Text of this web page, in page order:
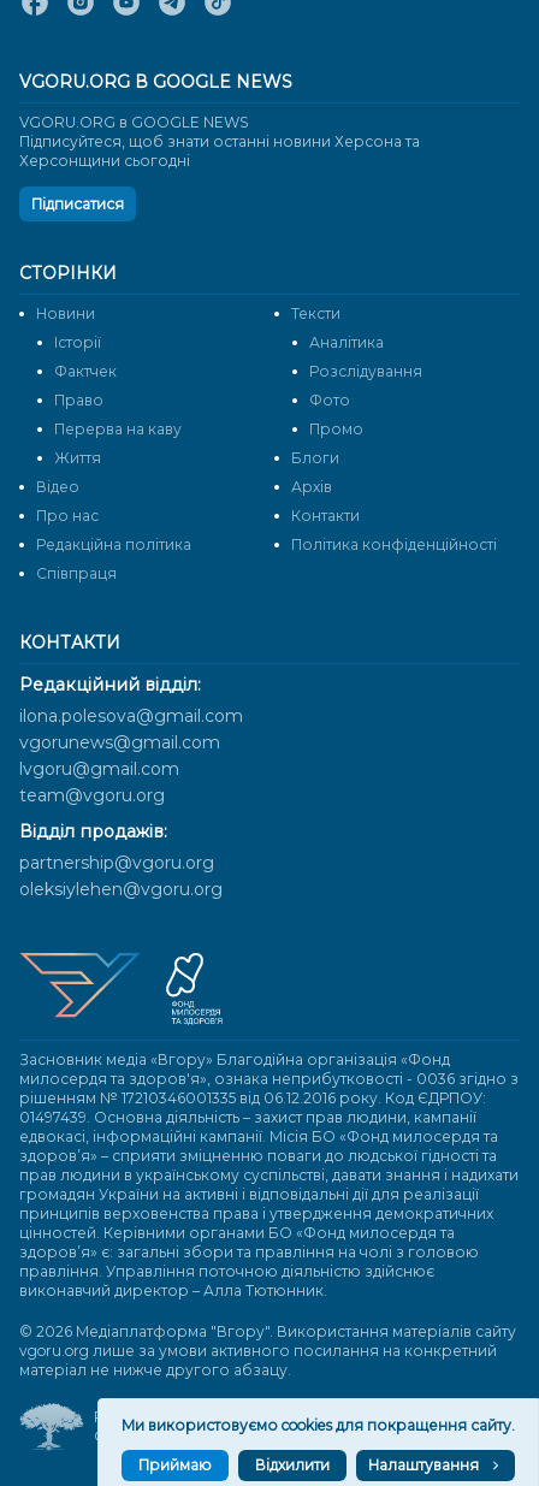
КОНТАКТИ
Редакційний відділ:
ilona.polesova@gmail.com
vgorunews@gmail.com
lvgoru@gmail.com
team@vgoru.org
Відділ продажів:
partnership@vgoru.org
oleksiylehen@vgoru.org
Засновник медіа «Вгору» Благодійна організація «Фонд
милосердя та здоров'я», ознака неприбутковості - 0036 згідно з
рішенням № 17210346001335 від 06.12.2016 року. Код ЄДРПОУ:
01497439. Основна діяльність – захист прав людини, кампанії
едвокасі, інформаційні кампанії. Місія БО «Фонд милосердя та
здоров’я» – сприяти зміцненню поваги до людської гідності та
прав людини в українському суспільстві, давати знання і надихати
громадян України на активні і відповідальні дії для реалізації
принципів верховенства права і утвердження демократичних
цінностей. Керівними органами БО «Фонд милосердя та
здоров’я» є: загальні збори та правління на чолі з головою
правління. Управління поточною діяльністю здійснює
виконавчий директор – Алла Тютюнник.
© 2026 Медіаплатформа "Вгору". Використання матеріалів сайту
vgoru.org лише за умови активного посилання на конкретний
матеріал не нижче другого абзацу.
Розробка та підтримка веб-сайту
Great People
СТОРІНКИ
Новини
Тексти
Історії
Аналітика
Фактчек
Розслідування
Право
Фото
Перерва на каву
Промо
Життя
Блоги
Відео
Архів
Про нас
Контакти
Редакційна політика
Політика конфіденційності
Cпівпраця
VGORU.ORG В GOOGLE NEWS
VGORU.ORG в GOOGLE NEWS
Підписуйтеся, щоб знати останні новини Херсона та
Херсонщини сьогодні
Підписатися
Ми використовуємо cookies для покращення сайту.
Приймаю Відхилити Налаштування